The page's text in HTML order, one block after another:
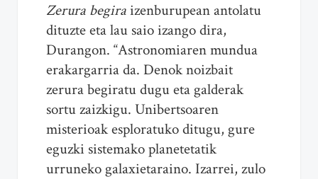
Zerura begiraizenburupean antolatu
dituzte eta lau saio izango dira,
Durangon. “Astronomiaren mundua
erakargarria da. Denok noizbait
zerura begiratu dugu eta galderak
sortu zaizkigu. Unibertsoaren
misterioak esploratuko ditugu, gure
eguzki sistemako planetetatik
urruneko galaxietaraino. Izarrei, zulo